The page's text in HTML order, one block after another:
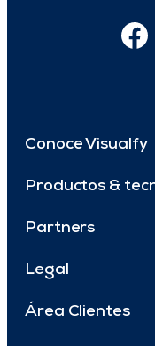
Conoce Visualfy
Productos &
Partners
Legal
Área Clientes